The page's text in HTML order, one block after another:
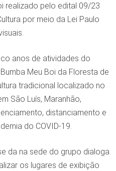
realizado pelo edital 09/23
por meio da Lei Paulo
anos de atividades do
Meu Boi da Floresta de
tradicional localizado no
São Luís, Maranhão,
distanciamento e
do COVID-19.
da na sede do grupo dialoga
os lugares de exibição